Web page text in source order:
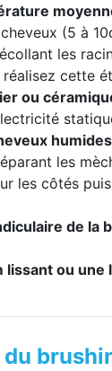
(5 à
les
cette
ou
les
les côtés
de la
lissant ou une
du